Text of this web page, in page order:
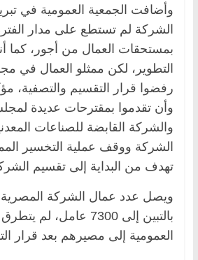
وأضافت الجمعية العمومية في
الشركة لم تستطع على مدار الفترة
بمستحقات العمال من أجور، كما
التطوير، لكن ممثلو العمال في
رفضوا قرار التقسيم والتصفية،
وأن تقدموا بمقترحات عديدة
والشركة القابضة للصناعات
الشركة ووقف عملية التخسير
تهدف من البداية إلى تقسيم
ويصل عدد عمال الشركة المصرية
بالتبين إلى 7300 عامل،
العمومية إلى مصيرهم بعد قرار